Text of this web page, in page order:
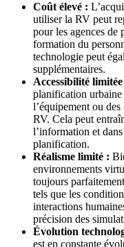
Coût élevé :
utiliser la RV peut
pour les agences
formation du
technologie peut
supplémentaires.
Accessibilité
planification urbaine
l’équipement ou
RV. Cela peut
l’information et
planification.
Réalisme limité :
environnements
toujours
tels que les
interactions
précision des
Évolution
est en constante